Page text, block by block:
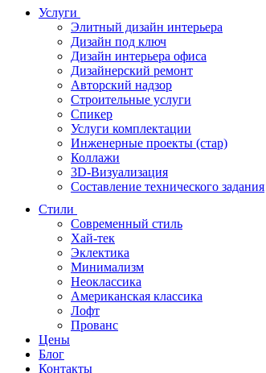
Услуги
Элитный дизайн интерьера
Дизайн под ключ
Дизайн интерьера офиса
Дизайнерский ремонт
Авторский надзор
Строительные услуги
Спикер
Услуги комплектации
Инженерные проекты (стар)
Коллажи
3D-Визуализация
Составление технического задания
Стили
Современный стиль
Хай-тек
Эклектика
Минимализм
Неоклассика
Американская классика
Лофт
Прованс
Цены
Блог
Контакты